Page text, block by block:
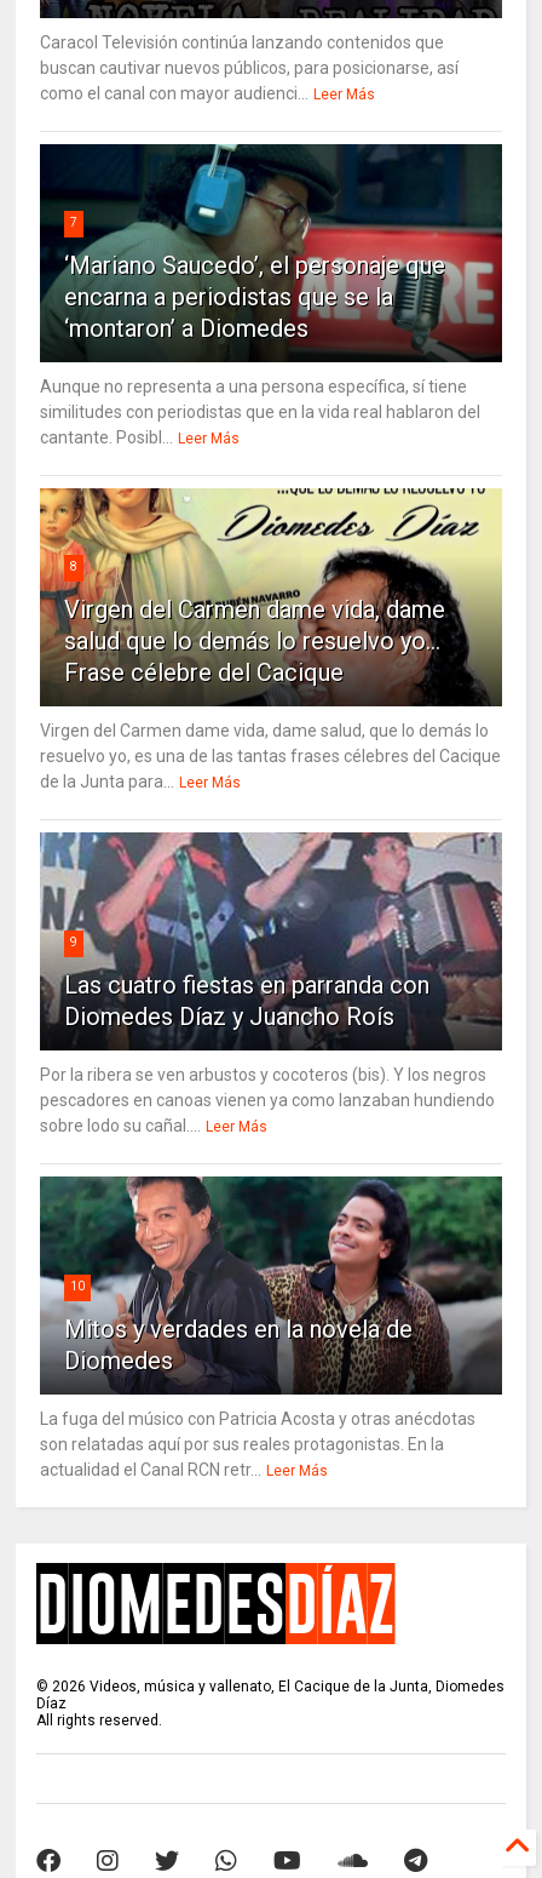
Caracol Televisión continúa lanzando contenidos que
buscan cautivar nuevos públicos, para posicionarse, así
como el canal con mayor audienci...
Leer Más
7
‘Mariano Saucedo’, el personaje que
encarna a periodistas que se la
‘montaron’ a Diomedes
Aunque no representa a una persona específica, sí tiene
similitudes con periodistas que en la vida real hablaron del
cantante. Posibl...
Leer Más
8
Virgen del Carmen dame vida, dame
salud que lo demás lo resuelvo yo…
Frase célebre del Cacique
Virgen del Carmen dame vida, dame salud, que lo demás lo
resuelvo yo, es una de las tantas frases célebres del Cacique
de la Junta para...
Leer Más
9
Las cuatro fiestas en parranda con
Diomedes Díaz y Juancho Roís
Por la ribera se ven arbustos y cocoteros (bis). Y los negros
pescadores en canoas vienen ya como lanzaban hundiendo
sobre lodo su cañal....
Leer Más
10
Mitos y verdades en la novela de
Diomedes
La fuga del músico con Patricia Acosta y otras anécdotas
son relatadas aquí por sus reales protagonistas. En la
actualidad el Canal RCN retr...
Leer Más
©2026 Videos, música y vallenato, El Cacique de la Junta, Diomedes
Díaz
All rights reserved.